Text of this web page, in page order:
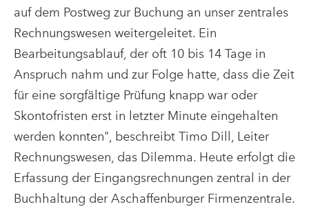
auf dem Postweg zur Buchung an unser zentrales
Rechnungswesen weitergeleitet. Ein
Bearbeitungsablauf, der oft 10 bis 14 Tage in
Anspruch nahm und zur Folge hatte, dass die Zeit
für eine sorgfältige Prüfung knapp war oder
Skontofristen erst in letzter Minute eingehalten
werden konnten", beschreibt Timo Dill, Leiter
Rechnungswesen, das Dilemma. Heute erfolgt die
Erfassung der Eingangsrechnungen zentral in der
Buchhaltung der Aschaffenburger Firmenzentrale.